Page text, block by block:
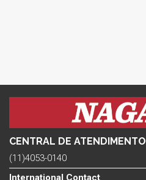
CENTRAL DE ATENDIMENTO
(11)4053-0140
International Contact